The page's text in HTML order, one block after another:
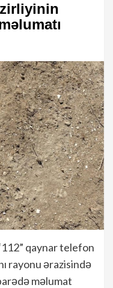
qaynar telefon
rayonu ərazisində
məlumat